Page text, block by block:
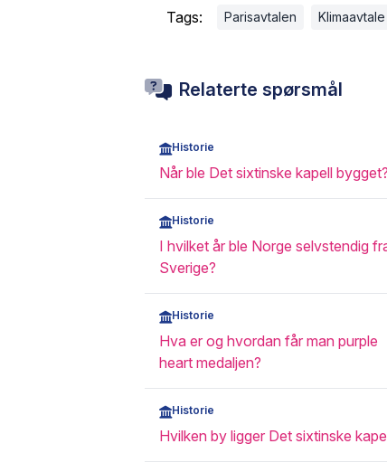
Tags: Parisavtalen Klimaavtale
Relaterte spørsmål
Historie
Når ble Det sixtinske kapell bygget?
Historie
I hvilket år ble Norge selvstendig
Sverige?
Historie
Hva er og hvordan får man purple
heart medaljen?
Historie
Hvilken by ligger Det sixtinske